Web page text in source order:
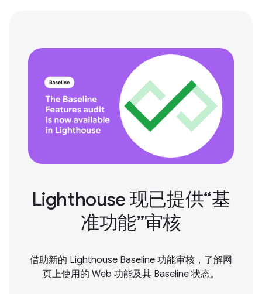
Lighthouse 现已提供“基
准功能”审核
借助新的 Lighthouse Baseline 功能审核，了解网
页上使用的 Web 功能及其 Baseline 状态。